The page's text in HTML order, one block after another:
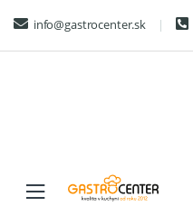
navigation
content
info@gastrocenter.sk